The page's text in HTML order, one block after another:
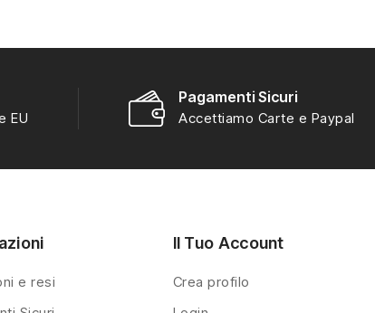
le
per rendere magiche le
per rendere
EU
Pagamenti Sicuri
Accettiamo Carte e Paypal
e resi
Il Tuo Account
Crea profilo